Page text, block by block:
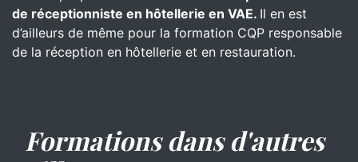
de réceptionniste en hôtellerie en VAE. Il en est
d’ailleurs de même pour la formation CQP responsable
de la réception en hôtellerie et en restauration.
Formations dans d'autres